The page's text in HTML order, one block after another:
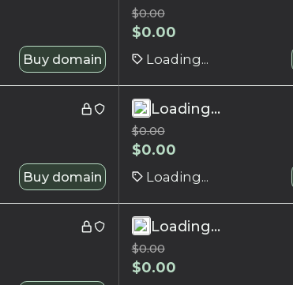
Buy domain
$0.00
$0.00
Loading...
Buy domain
Loading...
$0.00
$0.00
Loading...
Loading...
$0.00
$0.00